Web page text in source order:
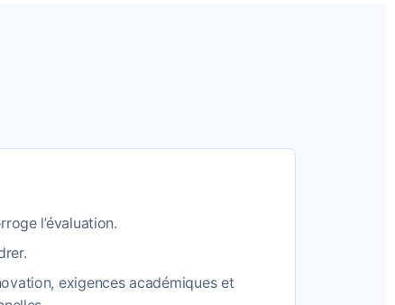
l’évaluation.
exigences académiques et